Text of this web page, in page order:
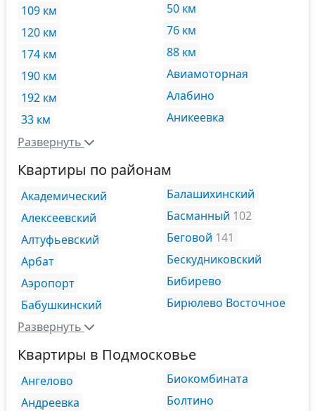
109 км
120 км
174 км
190 км
192 км
33 км
50 км
76 км
88 км
Авиамоторная
Алабино
Аникеевка
Развернуть
Квартиры по районам
Академический
Алексеевский
Алтуфьевский
Арбат
Аэропорт
Бабушкинский
Балашихинский
Басманный 102
Беговой 141
Бескудниковский
Бибирево
Бирюлево Восточное
Развернуть
Квартиры в Подмосковье
Ангелово
Андреевка
Биокомбината
Болтино